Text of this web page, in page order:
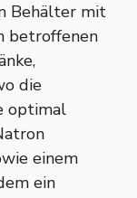
Behälter mit
betroffenen
die
optimal
einem
ein